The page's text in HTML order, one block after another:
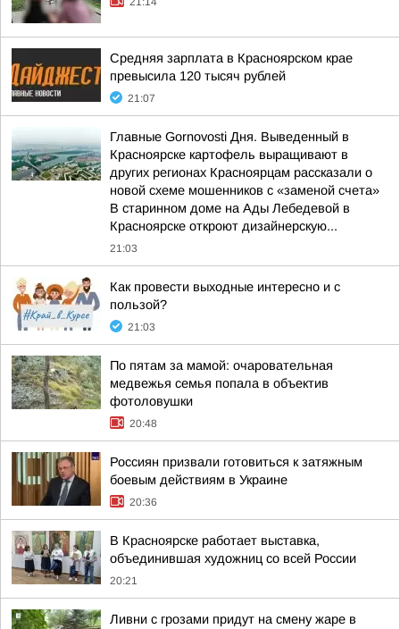
Средняя зарплата в Красноярском крае
превысила 120 тысяч рублей
21:07
Главные Gornovosti Дня. Выведенный в
Красноярске картофель выращивают в
других регионах Красноярцам рассказали о
новой схеме мошенников с «заменой счета»
В старинном доме на Ады Лебедевой в
Красноярске откроют дизайнерскую...
21:03
Как провести выходные интересно и с
пользой?
21:03
По пятам за мамой: очаровательная
медвежья семья попала в объектив
фотоловушки
20:48
Россиян призвали готовиться к затяжным
боевым действиям в Украине
20:36
В Красноярске работает выставка,
объединившая художниц со всей России
20:21
Ливни с грозами придут на смену жаре в